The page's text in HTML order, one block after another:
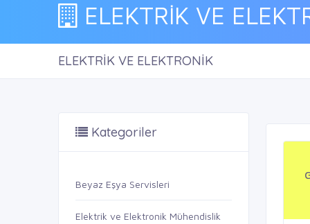
ELEKTRİK VE
ELEKTRİK VE ELEKTRONİK
Kategoriler
Beyaz Eşya Servisleri
Elektrik ve Elektronik Mühendislik